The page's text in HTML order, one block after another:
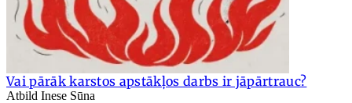
Vai pārāk karstos apstākļos darbs ir jāpārtrauc?
Atbild Inese Sūna